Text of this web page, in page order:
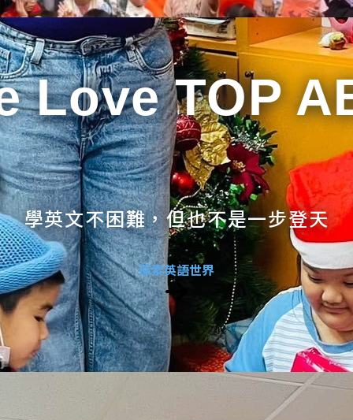
Love TOP
學英文不困難，但也不是一步登天
探索英語世界